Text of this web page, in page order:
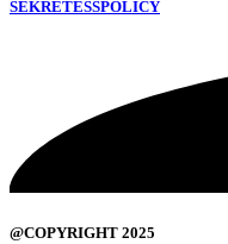
SEKRETESSPOLICY
@COPYRIGHT 2025